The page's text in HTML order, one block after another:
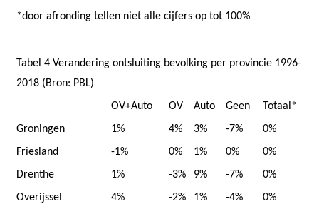
*door afronding tellen niet alle cijfers op tot 100%
Tabel 4 Verandering ontsluiting bevolking per provincie 1996-
2018 (Bron: PBL)
OV+Auto
OV Auto Geen
Totaal*
Groningen
1% 4% 3% -7%
0%
Friesland
-1% 0% 1% 0%
0%
Drenthe
1% -3% 9% -7%
0%
Overijssel
4% -2% 1% -4%
0%